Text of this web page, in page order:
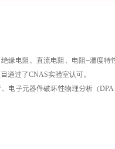
缘电阻、直流电阻、电阻-温度
过了CNAS实验室认可。
电子元器件破坏性物理分析（DPA